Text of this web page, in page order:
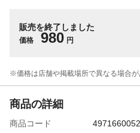
販売を終了しました
価格 980 円
※価格は​店舗や​掲載場所で​異なる​場合が​
商品の詳細
商品コード